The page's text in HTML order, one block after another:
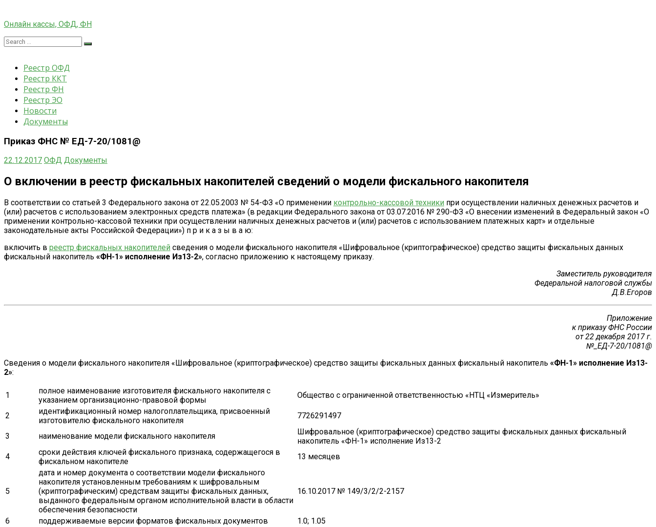
content
Онлайн кассы, ОФД, ФН
Оператор
данных,
онлайн
кассы
Search
for:
Search
Реестр ОФД
Реестр ККТ
Реестр ФН
Реестр ЭО
Новости
Документы
Приказ ФНС № ЕД-7-20/1081@
22.12.2017 ОФД Документы
О включении в реестр фискальных накопителей сведений о модели фискального накопителя
В соответствии со статьей 3 Федерального закона от 22.05.2003 № 54-ФЗ «О применении контрольно-кассовой техники при осуществлении наличных денежных расчетов и
(или) расчетов с использованием электронных средств платежа» (в редакции Федерального закона от 03.07.2016 № 290-ФЗ «О внесении изменений в Федеральный закон «О
применении контрольно-кассовой техники при осуществлении наличных денежных расчетов и (или) расчетов с использованием платежных карт» и отдельные
законодательные акты Российской Федерации») п р и к а з ы в а ю:
включить в реестр фискальных накопителей сведения о модели фискального накопителя «Шифровальное (криптографическое) средство защиты фискальных данных
фискальный накопитель «ФН-1» исполнение Из13-2», согласно приложению к настоящему приказу.
Заместитель руководителя
Федеральной налоговой службы
Д.В.Егоров
Приложение
к приказу ФНС России
от 22 декабря 2017 г.
№_ЕД-7-20/1081@
Сведения о модели фискального накопителя «Шифровальное (криптографическое) средство защиты фискальных данных фискальный накопитель «ФН-1» исполнение Из13-
2»:
1
полное наименование изготовителя фискального накопителя с
указанием организационно-правовой формы
Общество с ограниченной ответственностью «НТЦ «Измеритель»
2
идентификационный номер налогоплательщика, присвоенный
изготовителю фискального накопителя
7726291497
3 наименование модели фискального накопителя
Шифровальное (криптографическое) средство защиты фискальных данных фискальный
накопитель «ФН-1» исполнение Из13-2
4
сроки действия ключей фискального признака, содержащегося в
фискальном накопителе
13 месяцев
5
дата и номер документа о соответствии модели фискального
накопителя установленным требованиям к шифровальным
(криптографическим) средствам защиты фискальных данных,
выданного федеральным органом исполнительной власти в области
обеспечения безопасности
16.10.2017 № 149/3/2/2-2157
6 поддерживаемые версии форматов фискальных документов 1.0; 1.05